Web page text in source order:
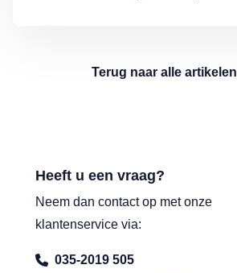
Terug naar alle artikelen
Heeft u een vraag?
Neem dan contact op met onze
klantenservice via:
035-2019 505